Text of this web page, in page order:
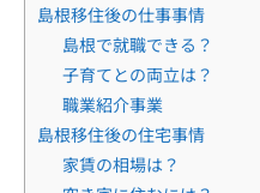
島根移住後の仕事事情
島根で就職できる？
子育てとの両立は？
職業紹介事業
島根移住後の住宅事情
家賃の相場は？